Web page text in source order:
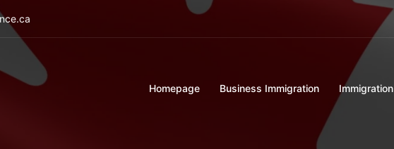
Homepage Business Immigration Immigration